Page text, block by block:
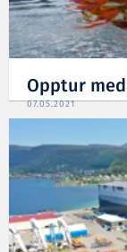
Opptur
07.05.2021